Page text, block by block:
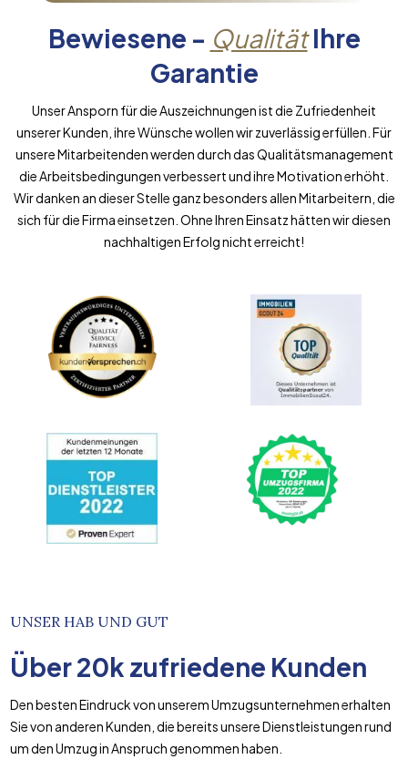
Bewiesene - QualitätIhre
Garantie
Unser Ansporn für die Auszeichnungen ist die Zufriedenheit
unserer Kunden, ihre Wünsche wollen wir zuverlässig erfüllen. Für
unsere Mitarbeitenden werden durch das Qualitätsmanagement
die Arbeitsbedingungen verbessert und ihre Motivation erhöht.
Wir danken an dieser Stelle ganz besonders allen Mitarbeitern, die
sich für die Firma einsetzen. Ohne Ihren Einsatz hätten wir diesen
nachhaltigen Erfolg nicht erreicht!
UNSER HAB UND GUT
Über20k zufriedene Kunden
Den besten Eindruck von unserem Umzugsunternehmen erhalten
Sie von anderen Kunden, die bereits unsere Dienstleistungen rund
um den Umzug in Anspruch genommen haben.